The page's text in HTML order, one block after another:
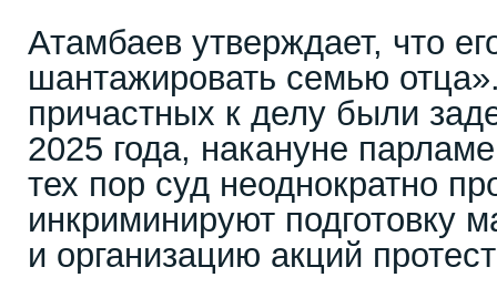
Атамбаев утверждает, что
шантажировать семью
причастных к делу были
2025 года, накануне
тех пор суд неоднократно
инкриминируют подготовку
и организацию акций